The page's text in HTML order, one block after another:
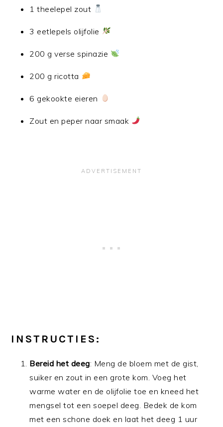
1 theelepel zout
3 eetlepels olijfolie
200 g verse spinazie
200 g ricotta
6 gekookte eieren
Zout en peper naar smaak
INSTRUCTIES:
Bereid het deeg: Meng de bloem met de gist,
suiker en zout in een grote kom. Voeg het
warme water en de olijfolie toe en kneed het
mengsel tot een soepel deeg. Bedek de kom
met een schone doek en laat het deeg 1 uur